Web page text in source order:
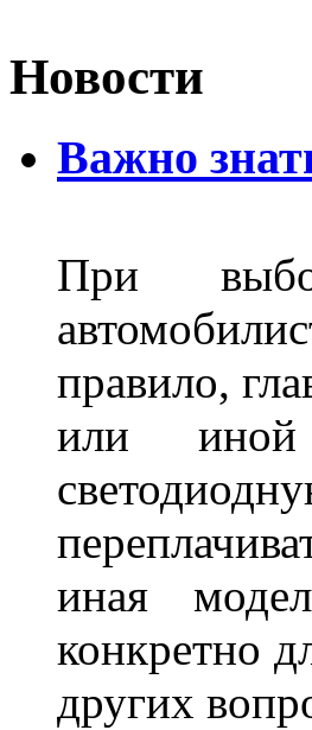
Новости
Важно
При
правило,
или
иная
конкретно
других